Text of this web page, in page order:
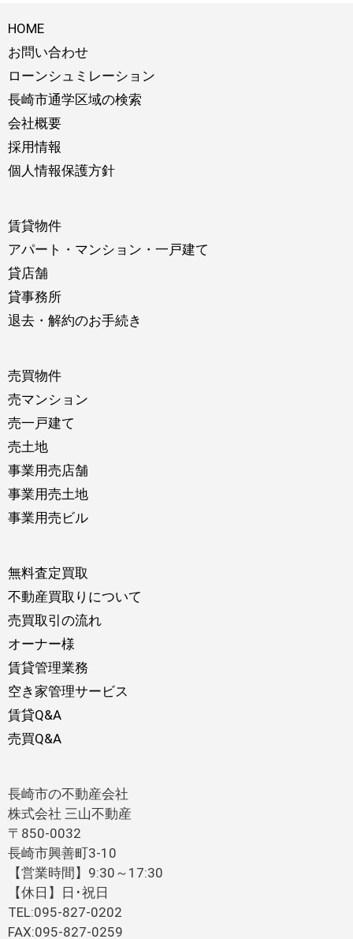
HOME
お問い合わせ
ローンシュミレーション
長崎市通学区域の検索
会社概要
採用情報
個人情報保護方針
賃貸物件
アパート・マンション・一戸建て
貸店舗
貸事務所
退去・解約のお手続き
売買物件
売マンション
売一戸建て
売土地
事業用売店舗
事業用売土地
事業用売ビル
無料査定買取
不動産買取りについて
売買取引の流れ
オーナー様
賃貸管理業務
空き家管理サービス
賃貸Q&A
売買Q&A
長崎市の不動産会社
株式会社 三山不動産
〒850-0032
長崎市興善町3-10
【営業時間】9:30～17:30
【休日】日･祝日
TEL:095-827-0202
FAX:095-827-0259